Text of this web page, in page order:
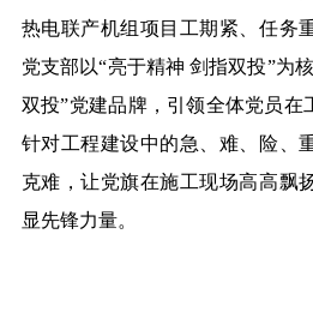
热电联产机组项目工期紧、任务
党支部以“亮于精神 剑指双投”为
双投”党建品牌，引领全体党员在
针对工程建设中的急、难、险、
克难，让党旗在施工现场高高飘
显先锋力量。